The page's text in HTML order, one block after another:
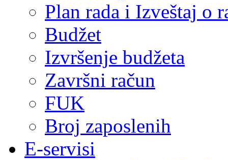
Plan rada i Izveštaj o
Budžet
Izvršenje budžeta
Završni račun
FUK
Broj zaposlenih
E-servisi